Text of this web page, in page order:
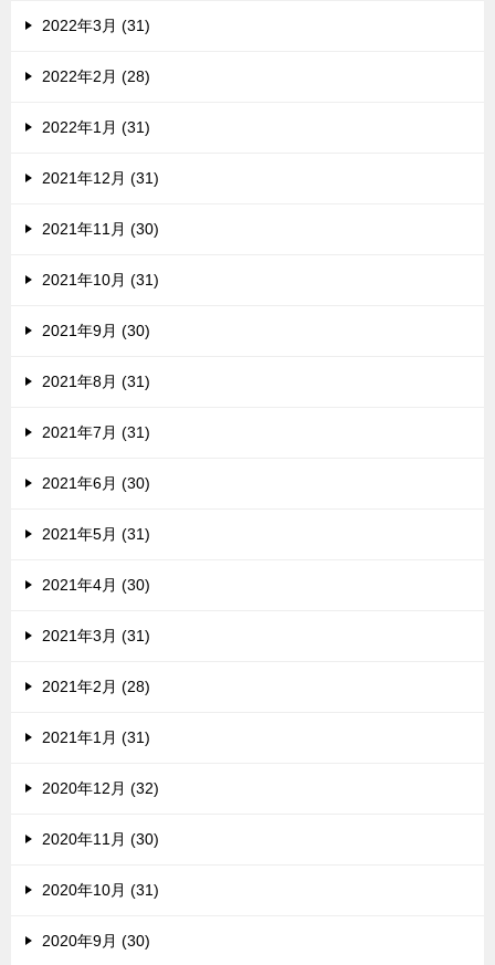
2022年3月 (31)
2022年2月 (28)
2022年1月 (31)
2021年12月 (31)
2021年11月 (30)
2021年10月 (31)
2021年9月 (30)
2021年8月 (31)
2021年7月 (31)
2021年6月 (30)
2021年5月 (31)
2021年4月 (30)
2021年3月 (31)
2021年2月 (28)
2021年1月 (31)
2020年12月 (32)
2020年11月 (30)
2020年10月 (31)
2020年9月 (30)